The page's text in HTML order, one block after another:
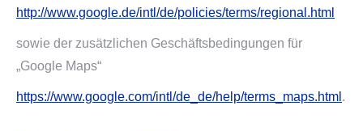
http://www.google.de/intl/de/policies/terms/regional.html
sowie der zusätzlichen Geschäftsbedingungen für
„Google Maps“
https://www.google.com/intl/de_de/help/terms_maps.html .